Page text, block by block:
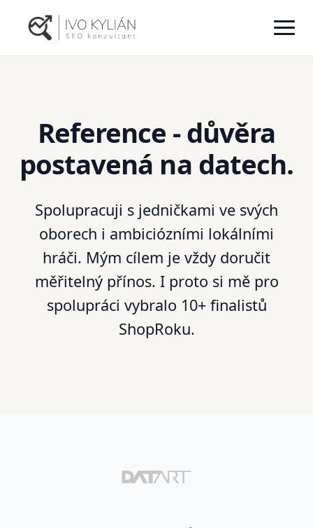
Reference - důvěra
postavená na datech.
Spolupracuji s jedničkami ve svých
oborech i ambiciózními lokálními
hráči. Mým cílem je vždy doručit
měřitelný přínos. I proto si mě pro
spolupráci vybralo 10+ finalistů
ShopRoku.